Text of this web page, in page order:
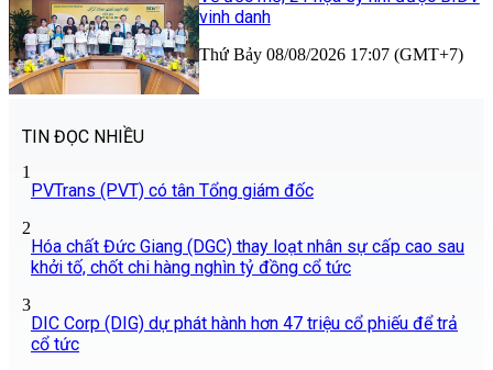
vinh danh
Thứ Bảy 08/08/2026 17:07 (GMT+7)
TIN ĐỌC NHIỀU
1
PVTrans (PVT) có tân Tổng giám đốc
2
Hóa chất Đức Giang (DGC) thay loạt nhân sự cấp cao sau
khởi tố, chốt chi hàng nghìn tỷ đồng cổ tức
3
DIC Corp (DIG) dự phát hành hơn 47 triệu cổ phiếu để trả
cổ tức